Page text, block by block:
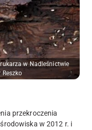
w Nadleśnictwie
przekroczenia
w 2012 r. i